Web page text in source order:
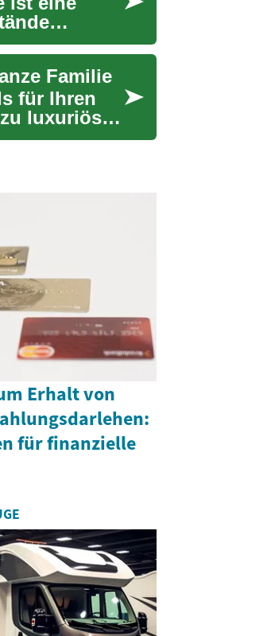
Familie
für Ihren
luxuriösen
Erhalt von
für finanzielle